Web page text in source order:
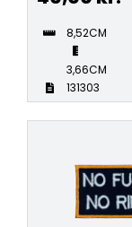
8,52CM
3,66CM
131303